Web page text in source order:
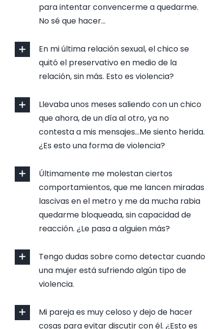
para intentar convencerme a quedarme.
No sé que hacer…
En mi última relación sexual, el chico se
quitó el preservativo en medio de la
relación, sin más. Esto es violencia?
Llevaba unos meses saliendo con un chico
que ahora, de un día al otro, ya no
contesta a mis mensajes…Me siento herida.
¿Es esto una forma de violencia?
Últimamente me molestan ciertos
comportamientos, que me lancen miradas
lascivas en el metro y me da mucha rabia
quedarme bloqueada, sin capacidad de
reacción. ¿Le pasa a alguien más?
Tengo dudas sobre como detectar cuando
una mujer está sufriendo algún tipo de
violencia.
Mi pareja es muy celoso y dejo de hacer
cosas para evitar discutir con él. ¿Esto es